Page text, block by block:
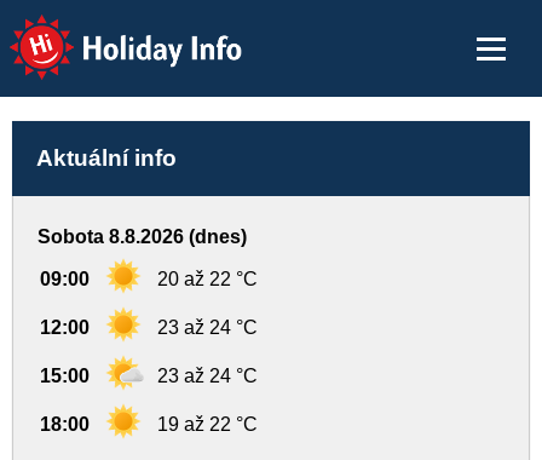
Holiday Info
Aktuální info
Sobota 8.8.2026 (dnes)
09:00 20 až 22 °C
12:00 23 až 24 °C
15:00 23 až 24 °C
18:00 19 až 22 °C